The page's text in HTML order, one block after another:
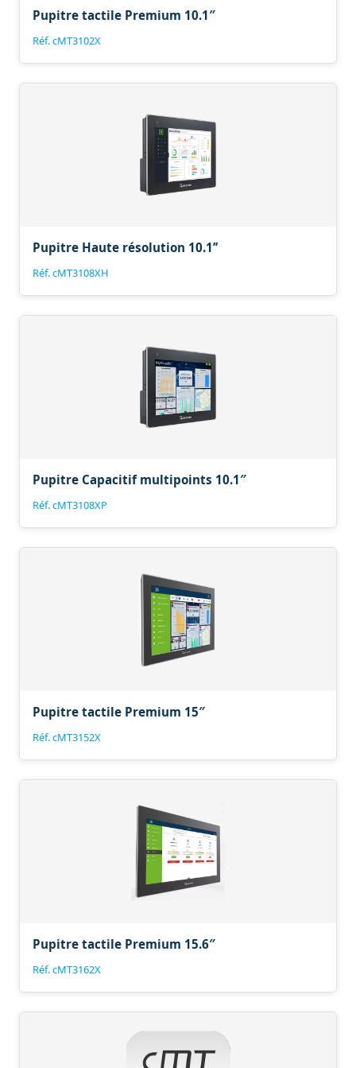
Pupitre tactile Premium 10.1″
Réf. cMT3102X
Pupitre Haute résolution 10.1’’
Réf. cMT3108XH
Pupitre Capacitif multipoints 10.1″
Réf. cMT3108XP
Pupitre tactile Premium 15″
Réf. cMT3152X
Pupitre tactile Premium 15.6″
Réf. cMT3162X